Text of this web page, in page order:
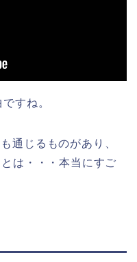
すね。
通じるものがあり、
は・・・本当にすご